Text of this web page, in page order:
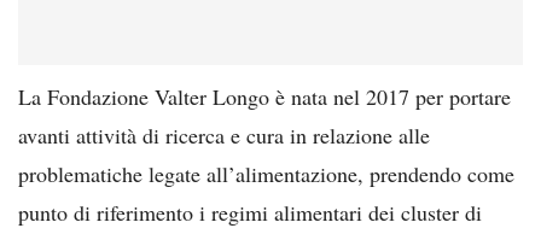
La Fondazione Valter Longo è nata nel 2017 per portare
avanti attività di ricerca e cura in relazione alle
problematiche legate all’alimentazione, prendendo come
punto di riferimento i regimi alimentari dei cluster di